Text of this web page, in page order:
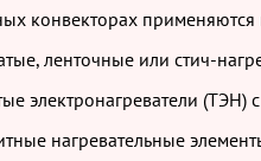
конвекторах применяются
ленточные или стич-
электронагреватели
нагревательные